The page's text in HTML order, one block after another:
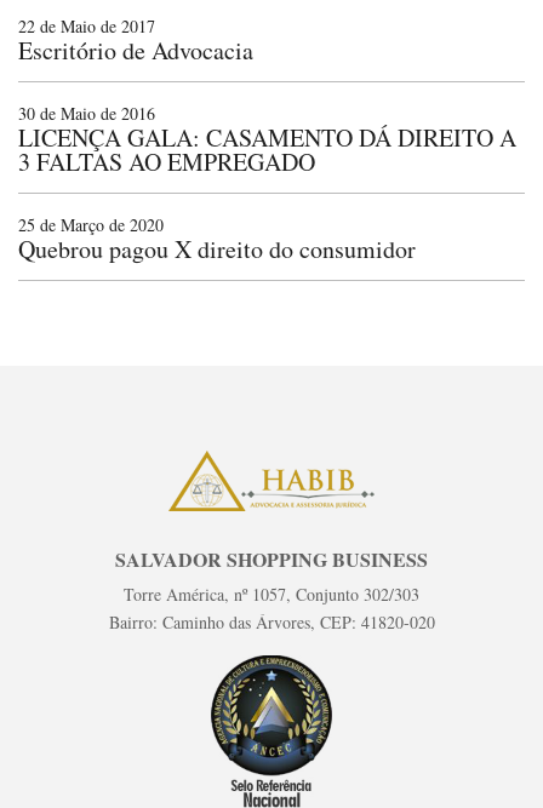
22 de Maio de 2017
Escritório de Advocacia
30 de Maio de 2016
LICENÇA GALA: CASAMENTO DÁ DIREITO A
3 FALTAS AO EMPREGADO
25 de Março de 2020
Quebrou pagou X direito do consumidor
SALVADOR SHOPPING BUSINESS
Torre América, nº 1057, Conjunto 302/303
Bairro: Caminho das Árvores, CEP: 41820-020